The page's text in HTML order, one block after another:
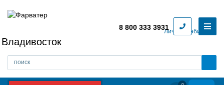
Личный кабинет
Владивосток
8 800 333 3931